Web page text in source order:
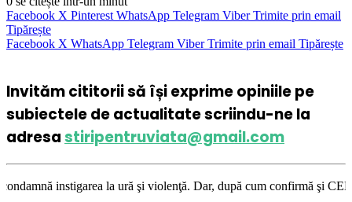
Facebook X Pinterest WhatsApp Telegram Viber Trimite prin email
Tipărește
Facebook X WhatsApp Telegram Viber Trimite prin email Tipărește
Invităm cititorii să își exprime opiniile pe
subiectele de actualitate scriindu-ne la
adresastiripentruviata@gmail.com
la ură şi violenţă. Dar, după cum confirmă şi CEDO în